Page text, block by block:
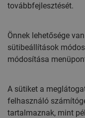
továbbfejlesztését.
Önnek lehetősége
sütibeállítások
módosítása
A sütiket a
felhasználó
tartalmaznak, mint